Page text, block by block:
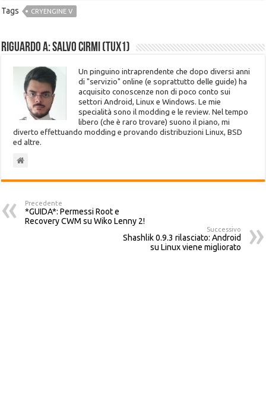
Tags CRYENGINE V
Riguardo a: Salvo Cirmi (Tux1)
Un pinguino intraprendente che dopo diversi anni
di "servizio" online (e soprattutto delle guide) ha
acquisito conoscenze non di poco conto sui
settori Android, Linux e Windows. Le mie
specialità sono il modding e le review. Nel tempo
libero (che è raro trovare) suono il piano, mi
diverto effettuando modding e provando distribuzioni Linux, BSD
ed altre.
Precedente
*GUIDA*: Permessi Root e
Recovery CWM su Wiko Lenny 2!
Successivo
Shashlik 0.9.3 rilasciato: Android
su Linux viene migliorato